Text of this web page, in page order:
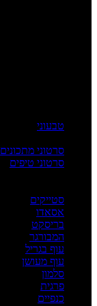
טבעוני
סרטוני מתכונים
סרטוני טיפים
סטייקים
אסאדו
בריסקט
המבורגר
עוף בגריל
עוף מעושן
סלמון
פרגית
כנפיים